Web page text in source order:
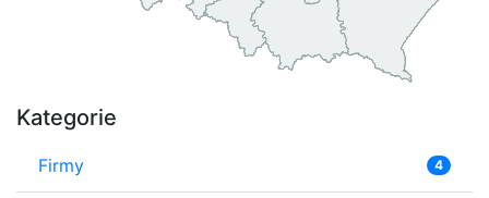
Kategorie
Firmy 4